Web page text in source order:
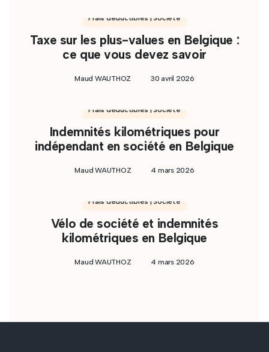
Frais déductibles | Société
Taxe sur les plus-values en Belgique :
ce que vous devez savoir
Maud WAUTHOZ 30 avril 2026
Frais déductibles | Société
Indemnités kilométriques pour
indépendant en société en Belgique
Maud WAUTHOZ 4 mars 2026
Frais déductibles | Société
Vélo de société et indemnités
kilométriques en Belgique
Maud WAUTHOZ 4 mars 2026